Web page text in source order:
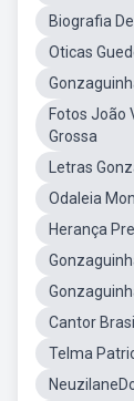
Biografia
Oticas
Fotos João
Grossa
Letras
Odaleia
Herança
Cantor
Telma